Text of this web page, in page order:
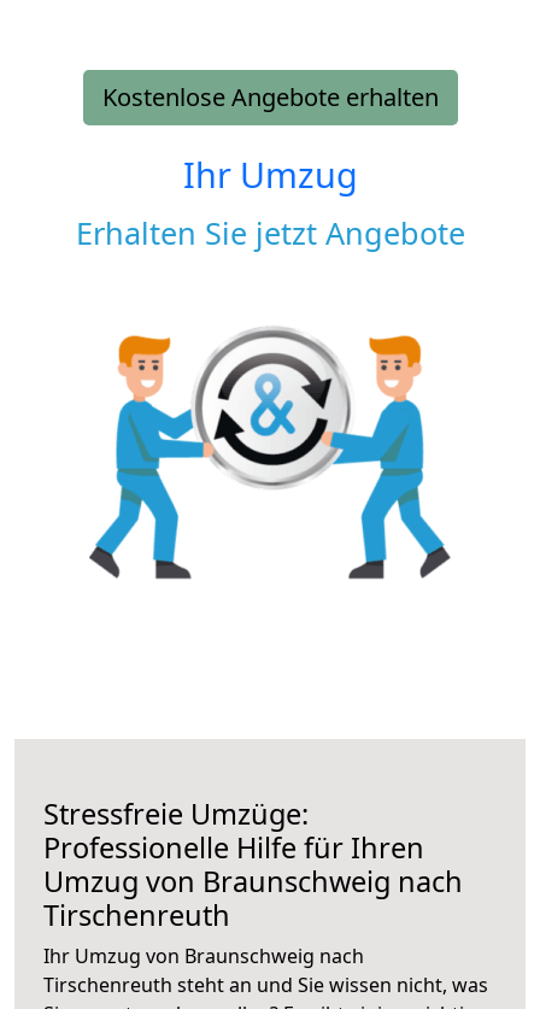
Kostenlose Angebote erhalten
Ihr Umzug
Erhalten Sie jetzt Angebote
Stressfreie Umzüge:
Professionelle Hilfe für Ihren
Umzug von Braunschweig nach
Tirschenreuth
Ihr Umzug von Braunschweig nach
Tirschenreuth steht an und Sie wissen nicht, was